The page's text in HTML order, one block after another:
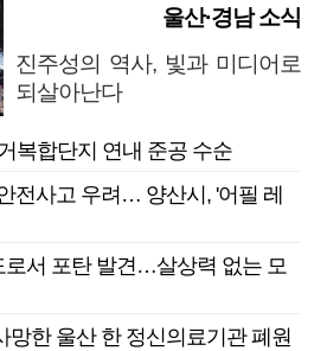
울산·경남 소식
진주성의 역사, 빛과 미디어로
되살아난다
복합단지 연내 준공 수순
전사고 우려… 양산시, '어필 레
로서 포탄 발견…살상력 없는 모
망한 울산 한 정신의료기관 폐원